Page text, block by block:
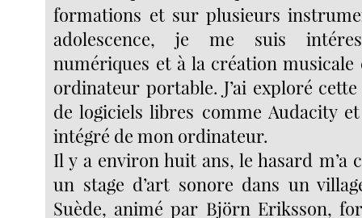
formations et sur plusieurs
adolescence, je me suis
numériques et à la création
ordinateur portable. J’ai exploré
de logiciels libres comme Audacity
intégré de mon ordinateur.
Il y a environ huit ans, le hasard m’a
un stage d’art sonore dans un
Suède, animé par Björn Eriksson,